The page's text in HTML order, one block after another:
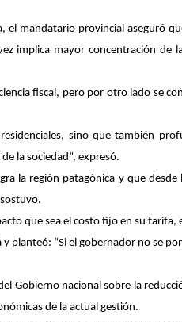
el mandatario provincial aseguró
implica mayor concentración
fiscal, pero por otro lado se
sino que también
la sociedad”, expresó.
la región patagónica y que
que sea el costo fijo en su tarifa,
“Si el gobernador no se
Gobierno nacional sobre la
de la actual gestión.